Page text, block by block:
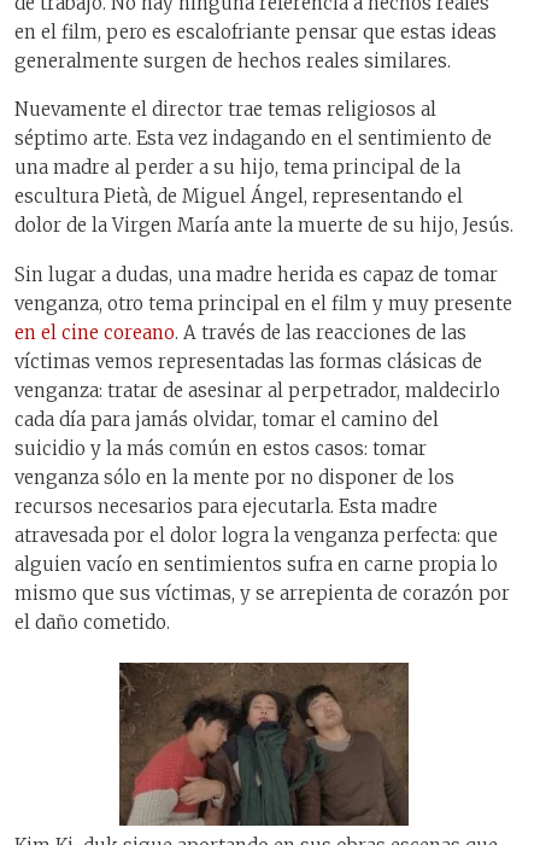
en el film, pero es escalofriante pensar que estas ideas
generalmente surgen de hechos reales similares.
Nuevamente el director trae temas religiosos al
séptimo arte. Esta vez indagando en el sentimiento de
una madre al perder a su hijo, tema principal de la
escultura Pietà, de Miguel Ángel, representando el
dolor de la Virgen María ante la muerte de su hijo, Jesús.
Sin lugar a dudas, una madre herida es capaz de tomar
venganza, otro tema principal en el film y muy presente
en el cine coreano. A través de las reacciones de las
víctimas vemos representadas las formas clásicas de
venganza: tratar de asesinar al perpetrador, maldecirlo
cada día para jamás olvidar, tomar el camino del
suicidio y la más común en estos casos: tomar
venganza sólo en la mente por no disponer de los
recursos necesarios para ejecutarla. Esta madre
atravesada por el dolor logra la venganza perfecta: que
alguien vacío en sentimientos sufra en carne propia lo
mismo que sus víctimas, y se arrepienta de corazón por
el daño cometido.